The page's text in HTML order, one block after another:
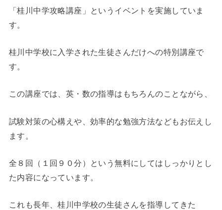
「桂川中学攻略講座」というイベントを実施していま
す。
桂川中学校に入学された生徒さんだけへの特別講座で
す。
この講座では、英・数の指導はもちろんのことながら、
試験対策の心構えや、効率的な勉強方法などもお伝えし
ます。
全８回（１回９０分）という無料にしてはしっかりとし
た内容になっています。
これも長年、桂川中学校の生徒さんを指導してきた